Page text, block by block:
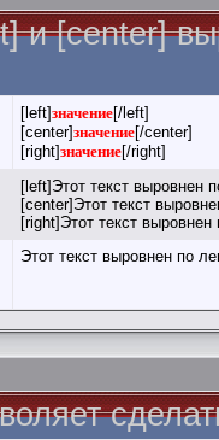
и [center]
[left]значение[/left]
[center]значение[/center]
[right]значение[/right]
[left]Этот текст выровнен
[center]Этот текст
[right]Этот текст
Этот текст выровнен по